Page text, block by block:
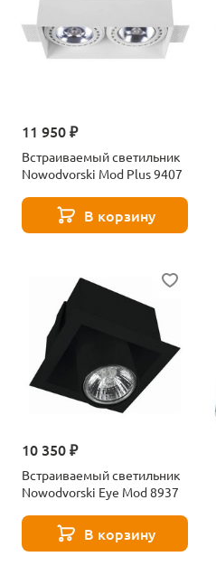
11 950 ₽
Встраиваемый светильник
Nowodvorski Mod Plus 9407
В корзину
10 350 ₽
Встраиваемый светильник
Nowodvorski Eye Mod 8937
В корзину